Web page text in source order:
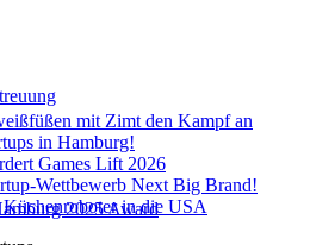
2025 Award
mit Zimt den Kampf an
in Hamburg!
Games Lift 2026
Wettbewerb Next Big Brand!
in die USA